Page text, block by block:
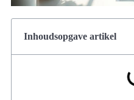
Inhoudsopgave artikel